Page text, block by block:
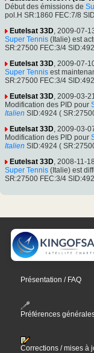
Début des émissions de
pol.H SR:1860 FEC:7/8
Eutelsat 33D, 2009-07-
Super Tennis (Italie) est
SR:27500 FEC:3/4
Eutelsat 33D, 2009-07-
Super Tennis est
SR:27500 FEC:3/4
Eutelsat 33D, 2009-03-
Modification des PID pour
Italien SID:4924 (
Eutelsat 33D, 2009-03-
Modification des PID pour
Italien SID:4924 (
Eutelsat 33D, 2008-11-18
Super Tennis (Italie) est
SR:27500 FEC:3/4
Présentation / FAQ
Préférences
Corrections / mises à